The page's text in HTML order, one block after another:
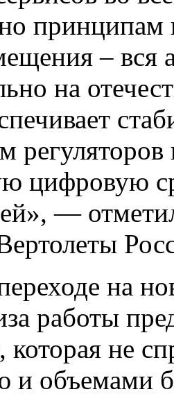
принципам
– вся
на
цифровую
—
на
работы
не
и объемами